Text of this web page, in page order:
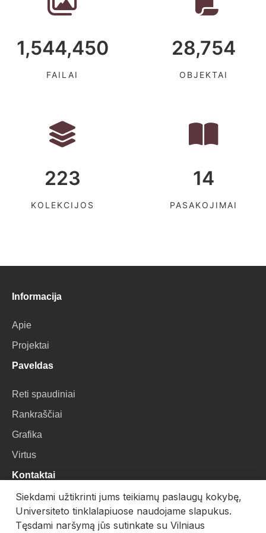
1,544,450
FAILAI
28,754
OBJEKTAI
223
KOLEKCIJOS
14
PASAKOJIMAI
Informacija
Apie
Projektai
Paveldas
Reti spaudiniai
Rankraščiai
Grafika
Virtus
Kontaktai
VU Biblioteka
Universiteto g. 3, LT-01122, Vilnius
Siekdami užtikrinti jums teikiamų paslaugų kokybę,
Universiteto tinklalapiuose naudojame slapukus.
Tęsdami naršymą jūs sutinkate su Vilniaus